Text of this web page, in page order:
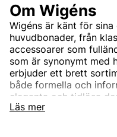
Läs mer
Om Wigéns
Wigéns är känt för
huvudbonader, från
accessoarer som
som är synonymt med
erbjuder ett brett
både formella och
eleganta och tidlösa
favorit för dem som vill